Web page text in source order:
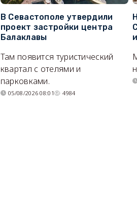
В Севастополе утвердили
проект застройки центра
Балаклавы
Там появится туристический
квартал с отелями и
парковками.
05/08/2026 08:01 4984